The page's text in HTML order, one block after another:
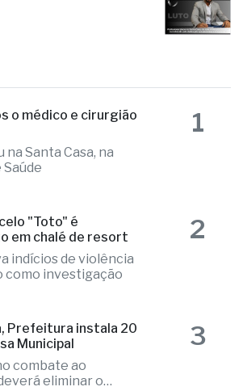
o médico e cirurgião
Santa Casa, na
1
"Toto" é
em chalé de resort
indícios de violência
como investigação
2
Prefeitura instala 20
Municipal
combate ao
eliminar o
3